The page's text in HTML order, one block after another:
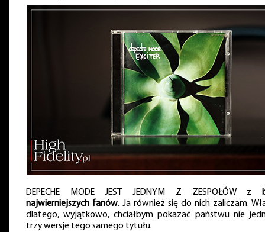
DEPECHE MODE JEST JEDNYM Z ZESPOŁÓW z
najwierniejszych fanów. Ja również się do nich zaliczam.
dlatego, wyjątkowo, chciałbym pokazać państwu nie
trzy wersje tego samego tytułu.